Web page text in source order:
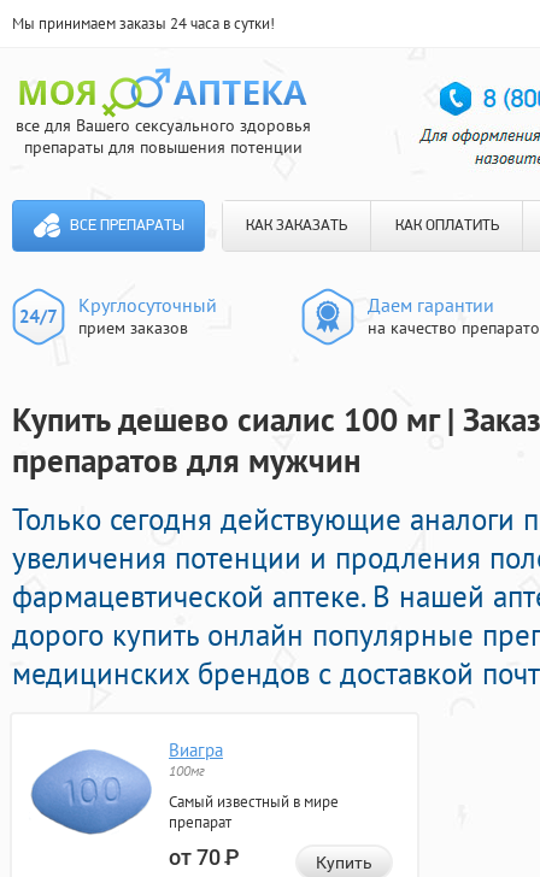
Мы принимаем заказы 24 часа в сутки!
все для Вашего сексуального здоровья
препараты для повышения потенции
ВСЕ ПРЕПАРАТЫ КАК ЗАКАЗАТЬ КАК ОПЛАТИТЬ
Круглосуточный
прием заказов
Даем гарантии
на качество
Купить дешево сиалис 100 мг |
препаратов для мужчин
Только сегодня действующие
увеличения потенции и продления
фармацевтической аптеке. В нашей
дорого купить онлайн популярные
медицинских брендов с доставкой
Виагра
100мг
Самый известный в мире
препарат
от 70Р Купить